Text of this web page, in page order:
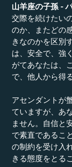
山羊座の子孫 -
交際を続けたい
のか、またどの
きなのかを区別
は、安全で、強
がてあなたは、
で、他人から得
アセンダントが
ていますが、あ
ません。自信と
で素直であるこ
の制約を受け入
きる態度をとるこ